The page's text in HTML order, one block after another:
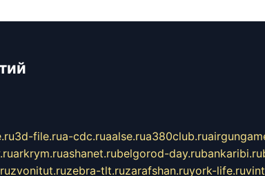
3d-file.rua-cdc.ruaalse.rua380club.ru
arkrym.ruashanet.rubelgorod-day.rubankaribi.ru
zvonitut.ruzebra-tlt.ruzarafshan.ruyork-life.ru